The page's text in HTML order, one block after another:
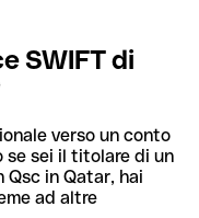
SWIFT di
verso un conto
se sei il titolare di un
in Qatar, hai
ad altre